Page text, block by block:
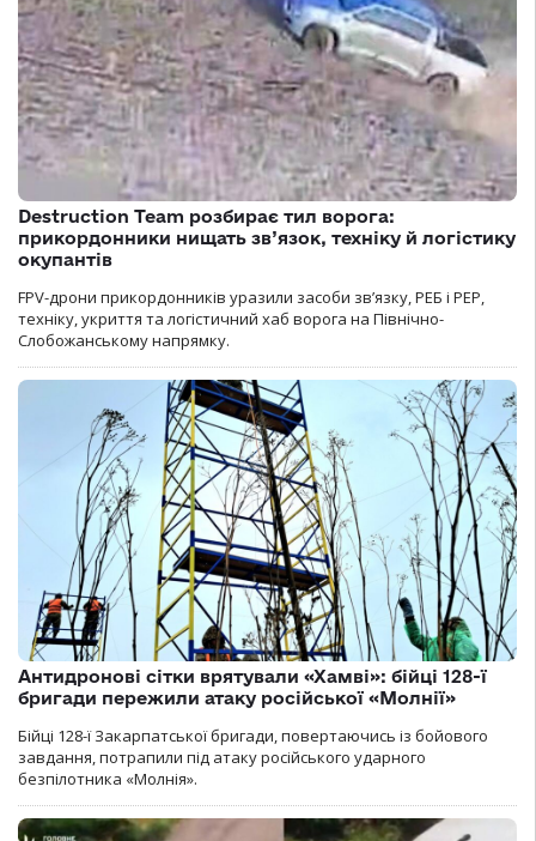
Destruction Team розбирає тил ворога:
прикордонники нищать зв’язок, техніку й логістику
окупантів
FPV-дрони прикордонників уразили засоби зв’язку, РЕБ і РЕР,
техніку, укриття та логістичний хаб ворога на Північно-
Слобожанському напрямку.
Антидронові сітки врятували «Хамві»: бійці 128-ї
бригади пережили атаку російської «Молнії»
Бійці 128-ї Закарпатської бригади, повертаючись із бойового
завдання, потрапили під атаку російського ударного
безпілотника «Молнія».